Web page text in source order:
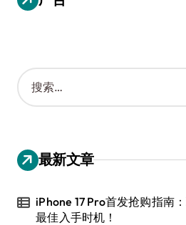
搜
索
：
最新文章
iPhone 17 Pro首发抢购指南
最佳入手时机！